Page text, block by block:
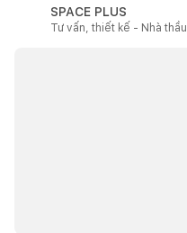
SPACE PLUS
Tư vấn, thiết kế - Nhà thầu